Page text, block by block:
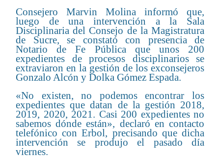
Consejero Marvin Molina informó que,
luego de una intervención a la Sala
Disciplinaria del Consejo de la Magistratura
de Sucre, se constató con presencia de
Notario de Fe Pública que unos 200
expedientes de procesos disciplinarios se
extraviaron en la gestión de los exconsejeros
Gonzalo Alcón y Dolka Gómez Espada.
«No existen, no podemos encontrar los
expedientes que datan de la gestión 2018,
2019, 2020, 2021. Casi 200 expedientes no
sabemos dónde están», declaró en contacto
telefónico con Erbol, precisando que dicha
intervención se produjo el pasado día
viernes.